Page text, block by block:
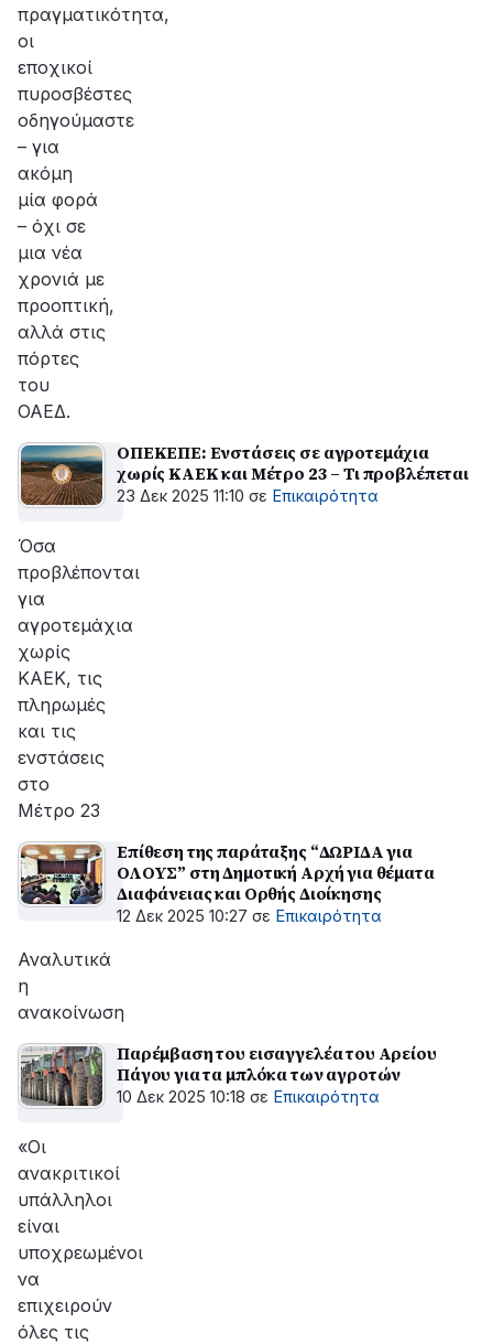
πραγματικότητα,
οι
εποχικοί
πυροσβέστες
οδηγούμαστε
– για
ακόμη
μία φορά
– όχι σε
μια νέα
χρονιά με
προοπτική,
αλλά στις
πόρτες
του
ΟΑΕΔ.
ΟΠΕΚΕΠΕ: Ενστάσεις σε αγροτεμάχια
χωρίς ΚΑΕΚ και Μέτρο 23 – Τι προβλέπεται
23 Δεκ 2025 11:10 σε Επικαιρότητα
Όσα
προβλέπονται
για
αγροτεμάχια
χωρίς
ΚΑΕΚ, τις
πληρωμές
και τις
ενστάσεις
στο
Μέτρο 23
Επίθεση της παράταξης “ΔΩΡΙΔΑ για
ΟΛΟΥΣ” στη Δημοτική Αρχή για θέματα
Διαφάνειας και Ορθής Διοίκησης
12 Δεκ 2025 10:27 σε Επικαιρότητα
Αναλυτικά
η
ανακοίνωση
Παρέμβαση του εισαγγελέα του Αρείου
Πάγου για τα μπλόκα των αγροτών
10 Δεκ 2025 10:18 σε Επικαιρότητα
«Οι
ανακριτικοί
υπάλληλοι
είναι
υποχρεωμένοι
να
επιχειρούν
όλες τις